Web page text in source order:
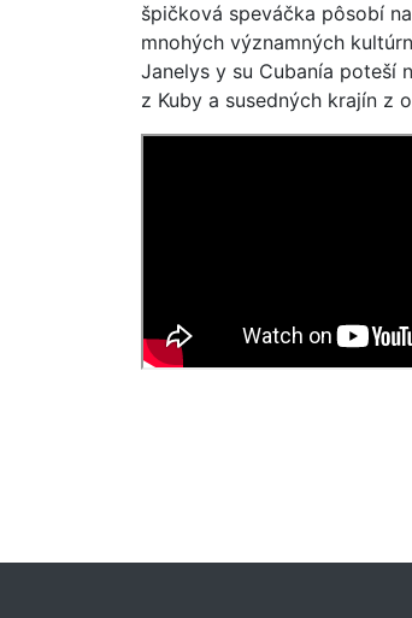
špičková speváčka pôsobí
mnohých významných
Janelys y su Cubanía poteší
z Kuby a susedných krajín z